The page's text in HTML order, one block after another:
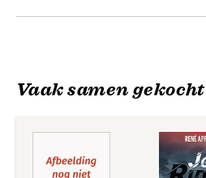
Vaak samen gekocht